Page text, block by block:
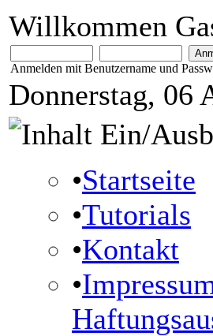
Willkommen
Anmelden mit Benutzername und
Donnerstag, 06
•Startseite
•Tutorials
•Kontakt
•